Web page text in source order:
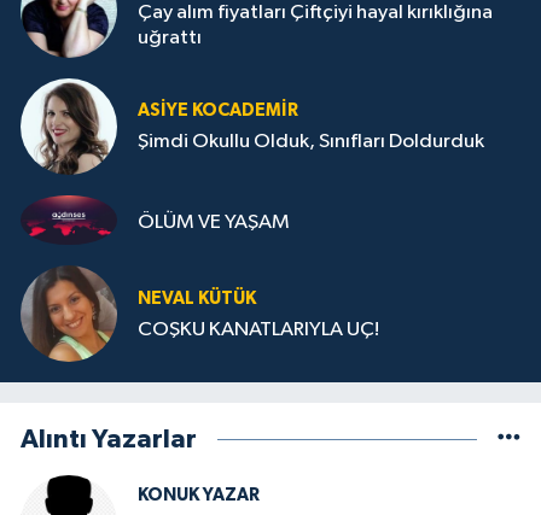
Çay alım fiyatları Çiftçiyi hayal kırıklığına
uğrattı
ASIYE KOCADEMİR
Şimdi Okullu Olduk, Sınıfları Doldurduk
ÖLÜM VE YAŞAM
NEVAL KÜTÜK
COŞKU KANATLARIYLA UÇ!
Alıntı Yazarlar
KONUK YAZAR